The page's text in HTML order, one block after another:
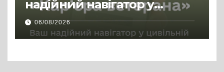
надійний навігатор у
цивільній професії
06/08/2026